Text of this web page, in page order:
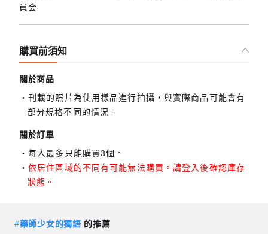
員会
購買前須知
關於商品
刊載的照片為使用樣品進行拍攝，與實際商品可能會有
部分規格不同的情況。
關於訂單
每人最多只能購買3個。
依居住區域的不同有可能無法購買。請登入後確認庫存
狀態。
#藥師少女的獨語 的推薦